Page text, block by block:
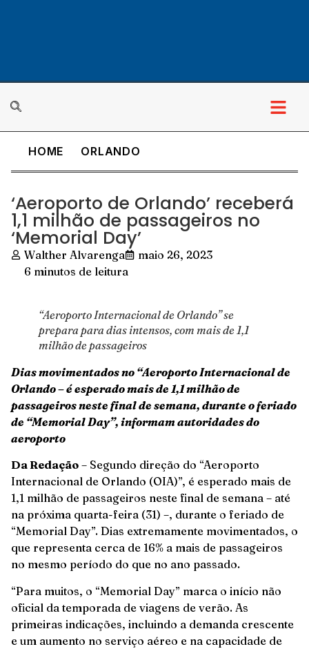
HOME ORLANDO
‘Aeroporto de Orlando’ receberá
1,1 milhão de passageiros no
‘Memorial Day’
Walther Alvarenga
maio 26, 2023
6 minutos de leitura
“Aeroporto Internacional de Orlando” se
prepara para dias intensos, com mais de 1,1
milhão de passageiros
Dias movimentados no “Aeroporto Internacional de
Orlando – é esperado mais de 1,1 milhão de
passageiros neste final de semana, durante o feriado
de “Memorial Day”, informam autoridades do
aeroporto
Da Redação – Segundo direção do “Aeroporto
Internacional de Orlando (OIA)”, é esperado mais de
1,1 milhão de passageiros neste final de semana – até
na próxima quarta-feira (31) –, durante o feriado de
“Memorial Day”. Dias extremamente movimentados, o
que representa cerca de 16% a mais de passageiros
no mesmo período do que no ano passado.
“Para muitos, o “Memorial Day” marca o início não
oficial da temporada de viagens de verão. As
primeiras indicações, incluindo a demanda crescente
e um aumento no serviço aéreo e na capacidade de